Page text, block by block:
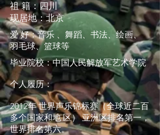
祖 籍：四川
现居地：北京
爱 好：音乐 、舞蹈、书法、绘画、
羽毛球、篮球等
毕业院校：中国人民解放军艺术学院
个人履历：
2012年 世界声乐锦标赛（全球近二百
多个国家和地 区） 亚洲区排名第一，
世界排名第六。